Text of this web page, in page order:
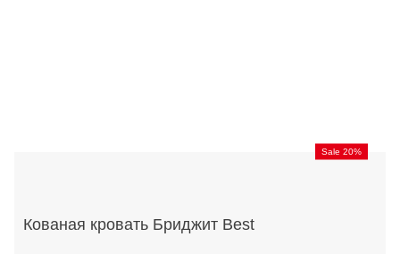
Sale 20%
Кованая кровать Бриджит Best